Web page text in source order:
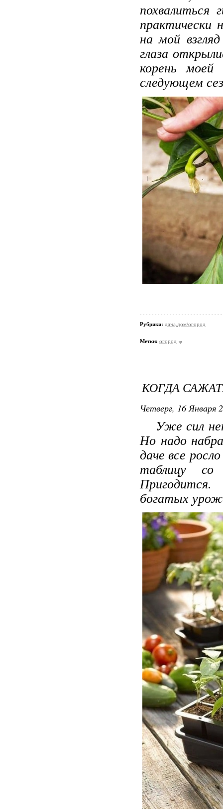
похвалиться
практически
на мой
глаза
корень моей
следующем
Рубрики: дача,дом/огород
Метки: огород
КОГДА
Четверг, 16 Января
Уже сил нет
Но надо
даче все
таблицу со
богатых